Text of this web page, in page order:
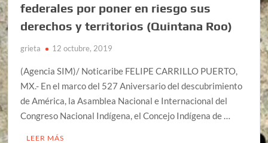
federales por poner en riesgo sus
derechos y territorios (Quintana Roo)
grieta 12 octubre, 2019
(Agencia SIM)/ Noticaribe FELIPE CARRILLO PUERTO,
MX.- En el marco del 527 Aniversario del descubrimiento
de América, la Asamblea Nacional e Internacional del
Congreso Nacional Indígena, el Concejo Indígena de …
LEER MÁS